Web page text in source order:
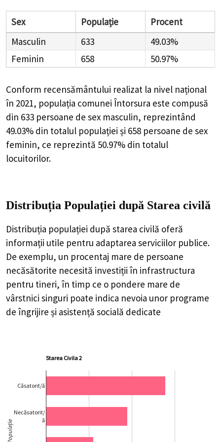
Sex Populație
Procent
Masculin
633
49.03%
Feminin
658 50.97%
Conform recensământului realizat la nivel național
în 2021, populația comunei Întorsura este compusă
din 633 persoane de sex masculin, reprezintând
49.03% din totalul populației și 658 persoane de sex
feminin, ce reprezintă 50.97% din totalul
locuitorilor.
Distribuția Populației după Starea civilă
Distribuția populației după starea civilă oferă
informații utile pentru adaptarea serviciilor publice.
De exemplu, un procentaj mare de persoane
necăsătorite necesită investiții în infrastructura
pentru tineri, în timp ce o pondere mare de
vârstnici singuri poate indica nevoia unor programe
de îngrijire și asistență socială dedicate
Starea Civila 2
Căsatorit/ă
Necăsatorit/
ă
Populație